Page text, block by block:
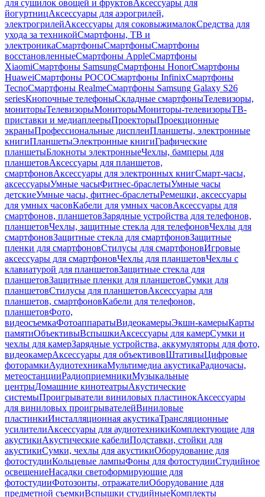
для сушилок овощей и фруктовАксессуары для
йогуртницАксессуары для аэрогрилей,
электрогрилейАксессуары для соковыжималокСредства для
ухода за техникойСмартфоны, ТВ и
электроникаСмартфоныСмартфоныСмартфоны
восстановленныеСмартфоны AppleСмартфоны
XiaomiСмартфоны SamsungСмартфоны HonorСмартфоны
HuaweiСмартфоны POCOСмартфоны InfinixСмартфоны
TecnoСмартфоны RealmeСмартфоны Samsung Galaxy S26
seriesКнопочные телефоныСкладные смартфоныТелевизоры,
мониторыТелевизорыМониторыМониторы-телевизорыТВ-
приставки и медиаплеерыПроекторыПроекционные
экраныПрофессиональные дисплеиПланшеты, электронные
книгиПланшетыЭлектронные книгиГрафические
планшетыБлокноты электронныеЧехлы, бамперы для
планшетовАксессуары для планшетов,
смартфоновАксессуары для электронных книгСмарт-часы,
аксессуарыУмные часыФитнес-браслетыУмные часы
детскиеУмные часы, фитнес-браслетыРемешки, аксессуары
для умных часовКабели для умных часовАксессуары для
смартфонов, планшетовЗарядные устройства для телефонов,
планшетовЧехлы, защитные стекла для телефоновЧехлы для
смартфоновЗащитные стекла для смартфоновЗащитные
пленки для смартфоновСтилусы для смартфоновИгровые
аксессуары для смартфоновЧехлы для планшетовЧехлы с
клавиатурой для планшетовЗащитные стекла для
планшетовЗащитные пленки для планшетовСумки для
планшетовСтилусы для планшетовАксессуары для
планшетов, смартфоновКабели для телефонов,
планшетовФото,
видеосъемкаФотоаппаратыВидеокамерыЭкшн-камерыКарты
памятиОбъективыВспышкиАксессуары для камерСумки и
чехлы для камерЗарядные устройства, аккумуляторы для фото,
видеокамерАксессуары для объективовШтативыЦифровые
фоторамкиАудиотехникаМультимедиа акустикаРадиочасы,
метеостанцииРадиоприемникиМузыкальные
центрыДомашние кинотеатрыАкустические
системыПроигрыватели виниловых пластинокАксессуары
для виниловых проигрывателейВиниловые
пластинкиИнсталляционная акустикаТрансляционные
усилителиАксессуары для аудиотехникиКомплектующие для
акустикиАкустические кабелиПодставки, стойки для
акустикиСумки, чехлы для акустикиОборудование для
фотостудииКольцевые лампыФоны для фотостудииСтудийное
освещениеНасадки светоформирующие для
фотостудииФотозонты, отражателиОборудование для
предметной съемкиВспышки студийныеКомплекты